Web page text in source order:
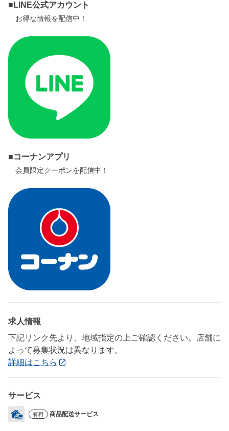
■LINE公式アカウント
お得な情報を配信中！
■コーナンアプリ
会員限定クーポンを配信中！
求人情報
下記リンク先より、地域指定の上ご確認ください。店舗に
よって募集状況は異なります。
詳細はこちら
サービス
有料 商品配送サービス